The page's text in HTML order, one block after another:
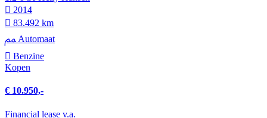
2014
83.492 km
Automaat
Benzine
Kopen
€ 10.950,-
Financial lease v.a.